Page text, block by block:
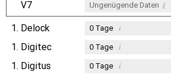
V7 Ungenügende Daten i
1. Delock 0Tage i
1. Digitec 0Tage i
1. Digitus 0Tage i